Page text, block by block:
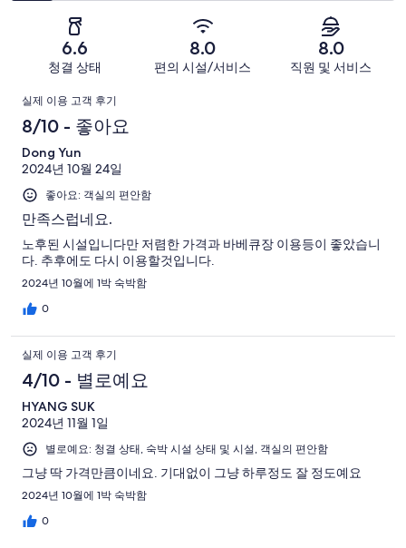
후
기
개
후
기
중
개
개
이
후
기
중
개
개
이
용
후
중
개
별
로
예
요.
18
개
이
용
후
기
개
6.6
청결 상태
8.0
편의 시설/서비스
8.0
직원 및 서비스
이
용
후
기
실제 이용 고객 후기
8/10 - 좋아요
Dong Yun
2024년 10월 24일
좋아요: 객실의 편안함
만족스럽네요.
노후된 시설입니다만 저렴한 가격과 바베큐장 이용등이 좋았습니
다. 추후에도 다시 이용할것입니다.
2024년 10월에 1박 숙박함
0
실제 이용 고객 후기
4/10 - 별로예요
HYANG SUK
2024년 11월 1일
별로예요: 청결 상태, 숙박 시설 상태 및 시설, 객실의 편안함
그냥 딱 가격만큼이네요. 기대없이 그냥 하루정도 잘 정도예요
2024년 10월에 1박 숙박함
0